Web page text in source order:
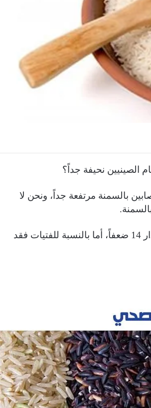
الصينيين نحيفة جداً؟
الأطفال المصابين بالسمنة مرتفعة جداً، ونحن لا
فبالنسبة للأولاد فقد كانت زيادة المصابين بالسمنة بمقدار 14 ضعفاً، أما بالنسبة للفتيات فقد